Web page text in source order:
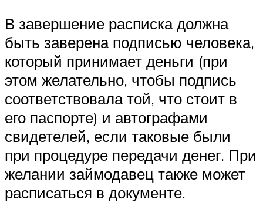
В завершение расписка должна
быть заверена подписью человека,
который принимает деньги (при
этом желательно, чтобы подпись
соответствовала той, что стоит в
его паспорте) и автографами
свидетелей, если таковые были
при процедуре передачи денег. При
желании займодавец также может
расписаться в документе.